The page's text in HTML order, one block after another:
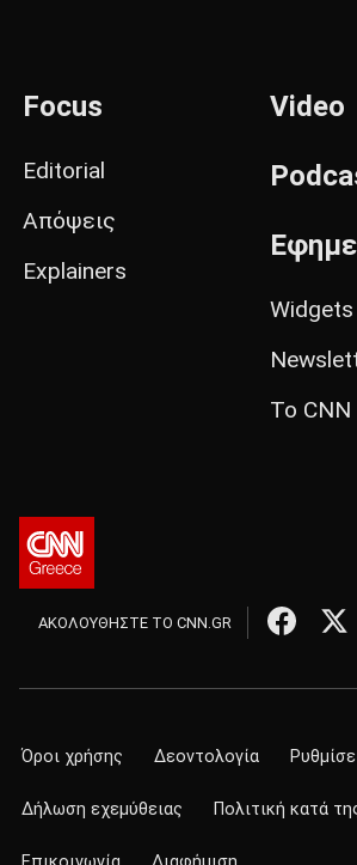
Focus
Editorial
Απόψεις
Explainers
Video
Widgets
Το CNN
ΑΚΟΛΟΥΘΗΣΤΕ ΤΟ CNN.GR
Όροι χρήσης Δεοντολογία
Δήλωση εχεμύθειας Πολιτική κατά